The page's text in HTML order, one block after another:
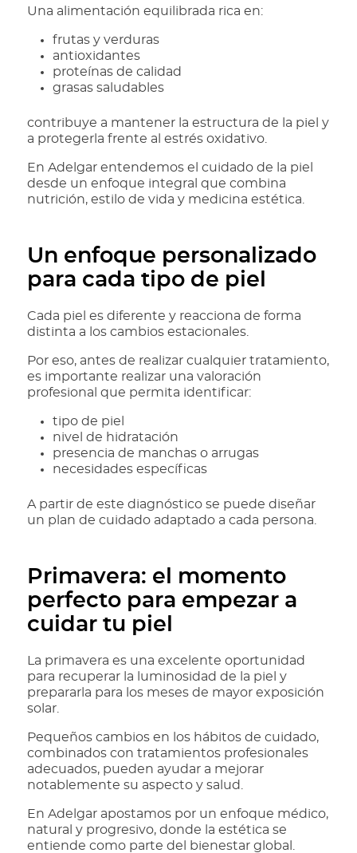
Una alimentación equilibrada rica en:
frutas y verduras
antioxidantes
proteínas de calidad
grasas saludables
contribuye a mantener la estructura de la piel y
a protegerla frente al estrés oxidativo.
En Adelgar entendemos el cuidado de la piel
desde un enfoque integral que combina
nutrición, estilo de vida y medicina estética.
Un enfoque personalizado
para cada tipo de piel
Cada piel es diferente y reacciona de forma
distinta a los cambios estacionales.
Por eso, antes de realizar cualquier tratamiento,
es importante realizar una valoración
profesional que permita identificar:
tipo de piel
nivel de hidratación
presencia de manchas o arrugas
necesidades específicas
A partir de este diagnóstico se puede diseñar
un plan de cuidado adaptado a cada persona.
Primavera: el momento
perfecto para empezar a
cuidar tu piel
La primavera es una excelente oportunidad
para recuperar la luminosidad de la piel y
prepararla para los meses de mayor exposición
solar.
Pequeños cambios en los hábitos de cuidado,
combinados con tratamientos profesionales
adecuados, pueden ayudar a mejorar
notablemente su aspecto y salud.
En Adelgar apostamos por un enfoque médico,
natural y progresivo, donde la estética se
entiende como parte del bienestar global.